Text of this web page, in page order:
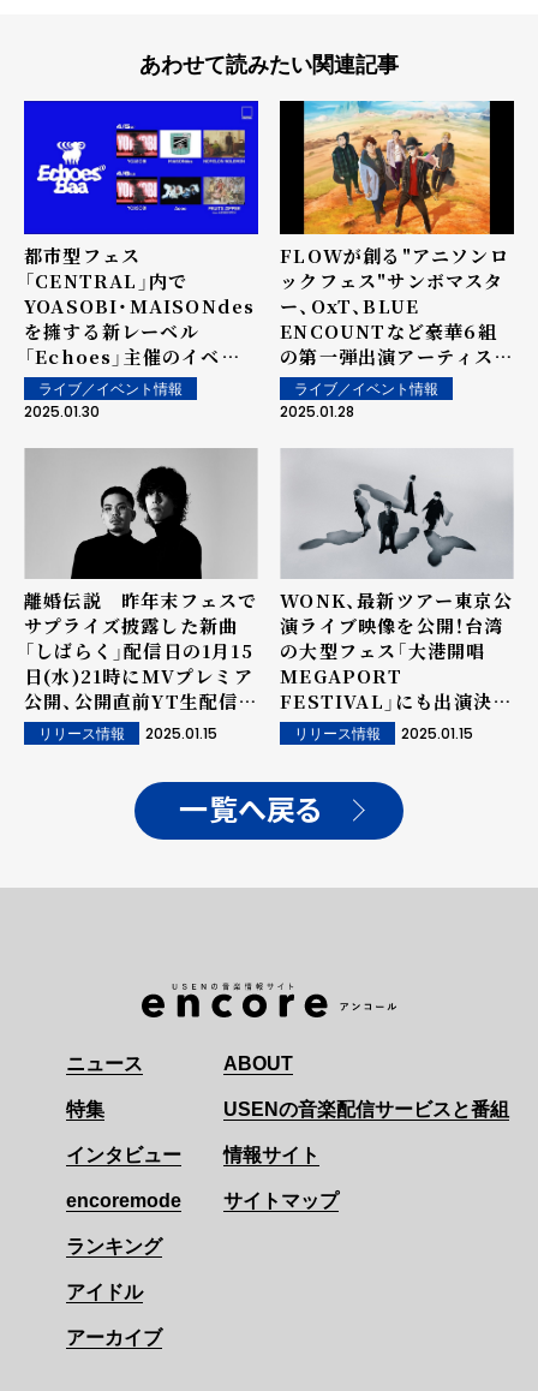
あわせて読みたい関連記事
都市型フェス
「CENTRAL」内で
YOASOBI・MAISONdes
を擁する新レーベル
「Echoes」主催のイベン
ト「Echoes Baa」開催！
ライブ／イベント情報
2025.01.30
FLOWが創る"アニソンロ
ックフェス"サンボマスタ
ー、OxT、BLUE
ENCOUNTなど豪華6組
の第一弾出演アーティスト
解禁!!!
ライブ／イベント情報
2025.01.28
離婚伝説 昨年末フェスで
サプライズ披露した新曲
「しばらく」配信日の1月15
日(水)21時にMVプレミア
公開、公開直前YT生配信決
定！リリース情報 2025.01.15
WONK、最新ツアー東京公
演ライブ映像を公開！台湾
の大型フェス「大港開唱
MEGAPORT
FESTIVAL」にも出演決
定。リリース情報 2025.01.15
一覧へ戻る
ニュース
特集
インタビュー
encoremode
ランキング
アイドル
アーカイブ
ABOUT
USENの音楽配信サービスと番組
情報サイト
サイトマップ